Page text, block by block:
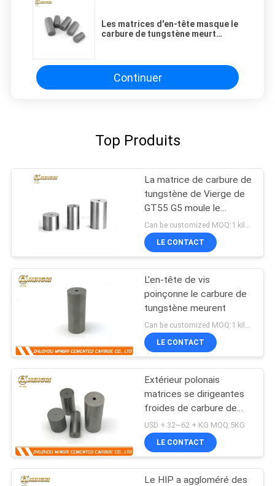
Les matrices d'en-tête masque le
carbure de tungstène meurt
Continuer
Top Produits
La matrice de carbure de
tungstène de Vierge de
GT55 G5 moule le
poinçon emboutissant la
matrice froide de titre
Can be customized MOQ:1 kilogramme
LE CONTACT
L'en-tête de vis
poinçonne le carbure de
tungstène meurent
LE CONTACT
Extérieur polonais
matrices se dirigeantes
froides de carbure de
carte de travail + de Co
USD + 32~62 + KG MOQ:5KG
LE CONTACT
Le HIP a aggloméré des